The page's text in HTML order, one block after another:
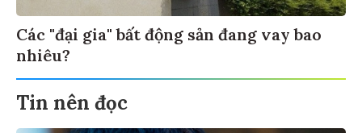
Các "đại gia" bất động sản đang vay bao
nhiêu?
Tin nên đọc